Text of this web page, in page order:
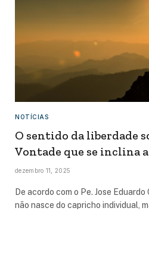
NOTÍCIAS
O sentido da liberdade
Vontade que se inclina
dezembro 11, 2025
De acordo com o Pe. Jose
não nasce do capricho individual,